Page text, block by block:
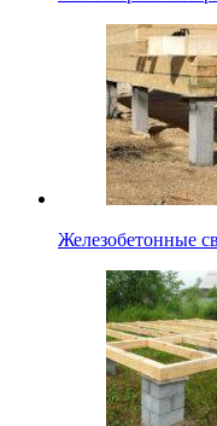
Железобетонные